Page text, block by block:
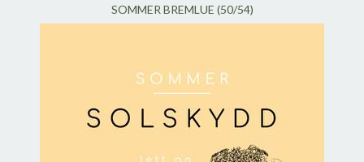
SOMMER BREMLUE (50/54)